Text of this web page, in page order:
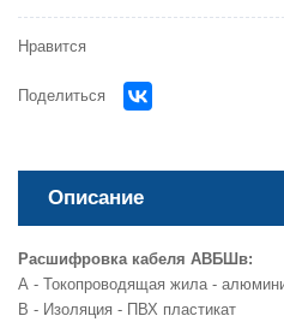
Нравится
Поделиться
Описание
Расшифровка кабеля АВБШв:
А - Токопроводящая жила -
В - Изоляция - ПВХ пластикат